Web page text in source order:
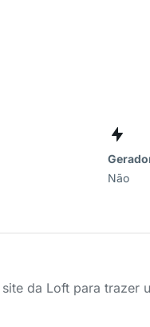
Não
da Loft para trazer